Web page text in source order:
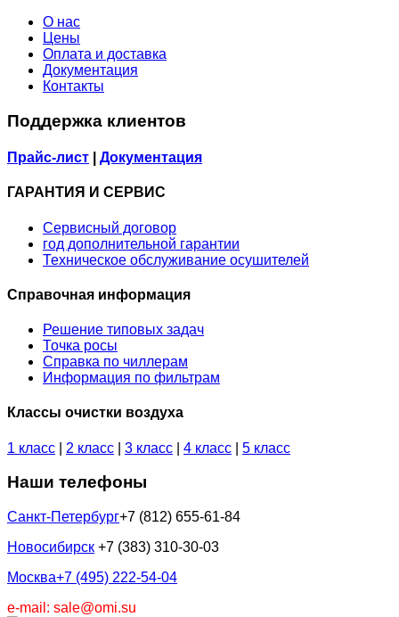
О нас
Цены
Оплата и доставка
Документация
Контакты
Поддержка клиентов
Прайс-лист Документация
ГАРАНТИЯ И СЕРВИС
Сервисный договор
год дополнительной гарантии
Техническое обслуживание осушителей
Справочная информация
Решение типовых задач
Точка росы
Справка по чиллерам
Информация по фильтрам
Классы очистки воздуха
1 класс 2 класс 3 класс 4 класс 5 класс
Наши телефоны
Санкт-Петербург+7 (812) 655-61-84
Новосибирск +7 (383) 310-30-03
Москва+7 (495) 222-54-04
e-mail: sale@omi.su